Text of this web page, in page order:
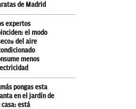
de Madrid
expertos
el modo
del aire
menos
pongas esta
en el jardín de
está